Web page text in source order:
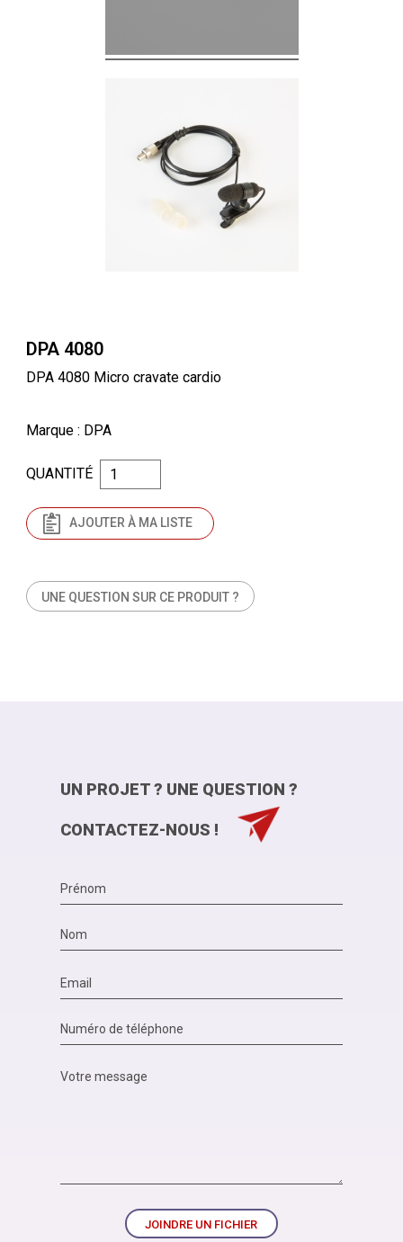
DPA 4080
DPA 4080 Micro cravate cardio
Marque : DPA
UNE QUESTION SUR CE PRODUIT ?
QUANTITÉ
AJOUTER À MA LISTE
UN PROJET ? UNE QUESTION ?
CONTACTEZ-NOUS !
JOINDRE UN FICHIER